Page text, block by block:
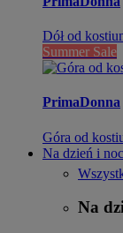
Dół od
Summer Sale
PrimaDonna
Góra od
Na dzień i noc
Na